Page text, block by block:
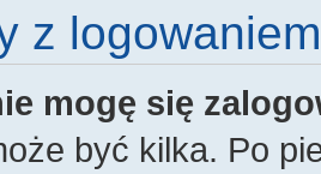
z
mogę się
być kilka. Po